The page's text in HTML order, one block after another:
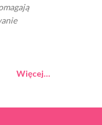
Więcej…